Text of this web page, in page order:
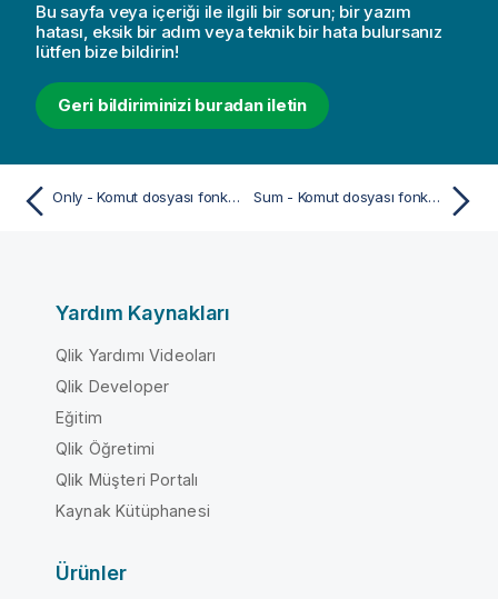
Bu sayfa veya içeriği ile ilgili bir sorun; bir yazım
hatası, eksik bir adım veya teknik bir hata bulursanız
lütfen bize bildirin!
Geri bildiriminizi buradan iletin
Only - Komut dosyası fonksiyonu Sum - Komut dosyası fonksiyonu
Yardım Kaynakları
Qlik Yardımı Videoları
Qlik Developer
Eğitim
Qlik Öğretimi
Qlik Müşteri Portalı
Kaynak Kütüphanesi
Ürünler